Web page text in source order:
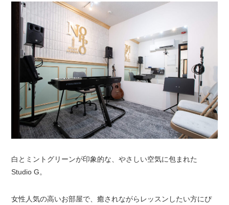
白とミントグリーンが印象的な、やさしい空気に包まれた
Studio G。
女性人気の高いお部屋で、癒されながらレッスンしたい方にぴ